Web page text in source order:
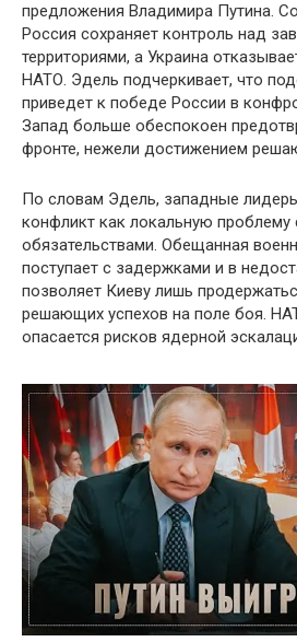
предложения Владимира Путина.
Россия сохраняет контроль над
территориями, а Украина
НАТО. Эдель подчеркивает, что
приведет к победе России в
Запад больше обеспокоен
фронте, нежели достижением
По словам Эдель, западные
конфликт как локальную проблему
обязательствами. Обещанная
поступает с задержками и в
позволяет Киеву лишь
решающих успехов на поле боя.
опасается рисков ядерной